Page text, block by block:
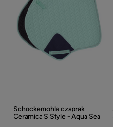
Schockemohle czaprak
Ceramica S Style - Aqua Sea